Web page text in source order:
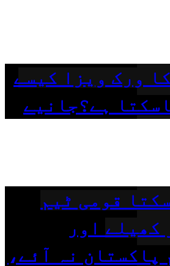
ورک ویزا کیسے
ہے؟جانیے
قومی ٹیم
کھیلے اور
پاکستان نہ آئے،